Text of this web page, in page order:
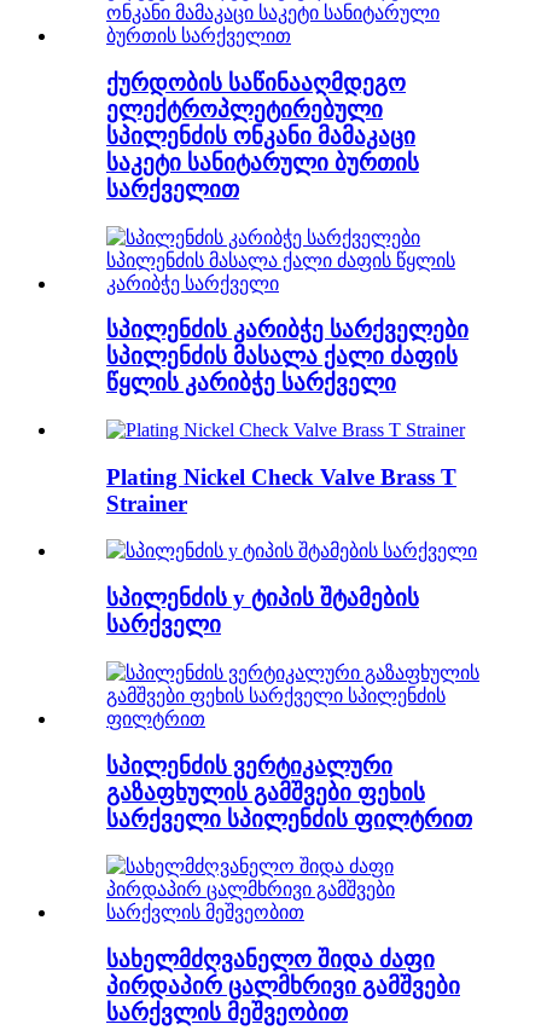
ქურდობის საწინააღმდეგო
ელექტროპლეტირებული
სპილენძის ონკანი მამაკაცი
საკეტი სანიტარული ბურთის
სარქველით
სპილენძის კარიბჭე სარქველები
სპილენძის მასალა ქალი ძაფის
წყლის კარიბჭე სარქველი
Plating Nickel Check Valve Brass T
Strainer
სპილენძის y ტიპის შტამების
სარქველი
სპილენძის ვერტიკალური
გაზაფხულის გამშვები ფეხის
სარქველი სპილენძის ფილტრით
სახელმძღვანელო შიდა ძაფი
პირდაპირ ცალმხრივი გამშვები
სარქვლის მეშვეობით